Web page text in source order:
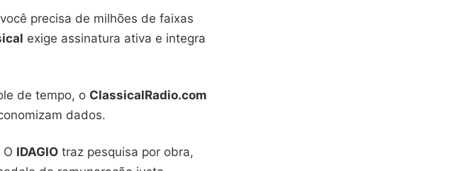
precisa de milhões de faixas
exige assinatura ativa e integra
de tempo, o ClassicalRadio.com
dados.
IDAGIO traz pesquisa por obra,